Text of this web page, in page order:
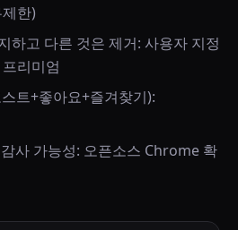
한)
하고 다른 것은 제거: 사용자 지정
리미엄
트+좋아요+즐겨찾기):
사 가능성: 오픈소스 Chrome 확